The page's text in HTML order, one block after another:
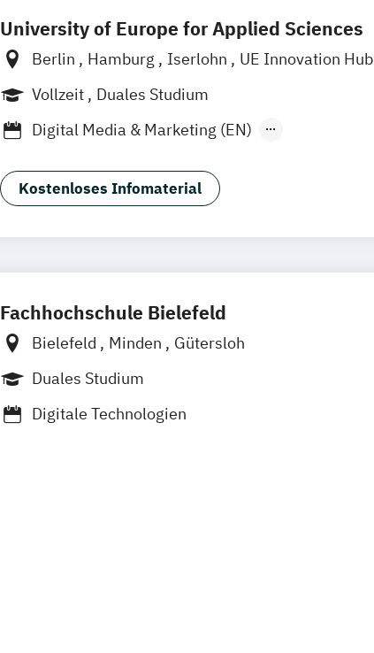
University of Europe for Applied Sciences
Berlin Hamburg Iserlohn
UE Innovation Hub
Vollzeit
Duales Studium
Digital Media & Marketing (EN)
Film + Motion Design (EN)
Fotografie + Neue Medien (EN)
Kostenloses Infomaterial
Fachhochschule Bielefeld
Bielefeld Minden
Gütersloh
Duales Studium
Digitale Technologien